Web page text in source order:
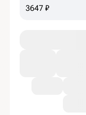
3647 ₽